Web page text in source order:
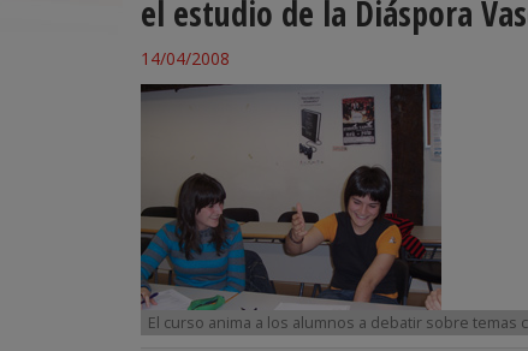
el estudio de la Diáspora
14/04/2008
El curso anima a los alumnos a debatir sobre temas